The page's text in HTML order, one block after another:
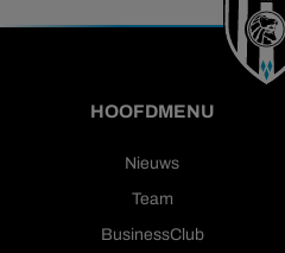
HOOFDMENU
Nieuws
Team
BusinessClub